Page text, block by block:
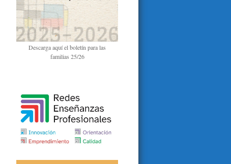
Descarga aquí el boletín para las
familias 25/26